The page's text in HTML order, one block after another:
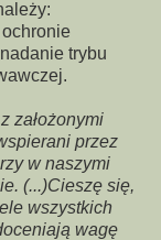
trybu
założonymi
przez
w naszymi
(...)Cieszę się,
wszystkich
wagę